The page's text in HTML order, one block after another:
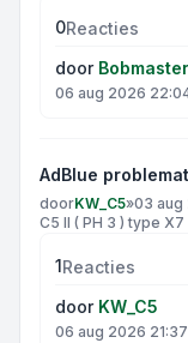
0Reacties
door Bobmaster
06 aug 2026
AdBlue
doorKW_C5»03 aug
C5 II ( PH 3 ) type X7
1Reacties
door KW_C5
06 aug 2026 21:37